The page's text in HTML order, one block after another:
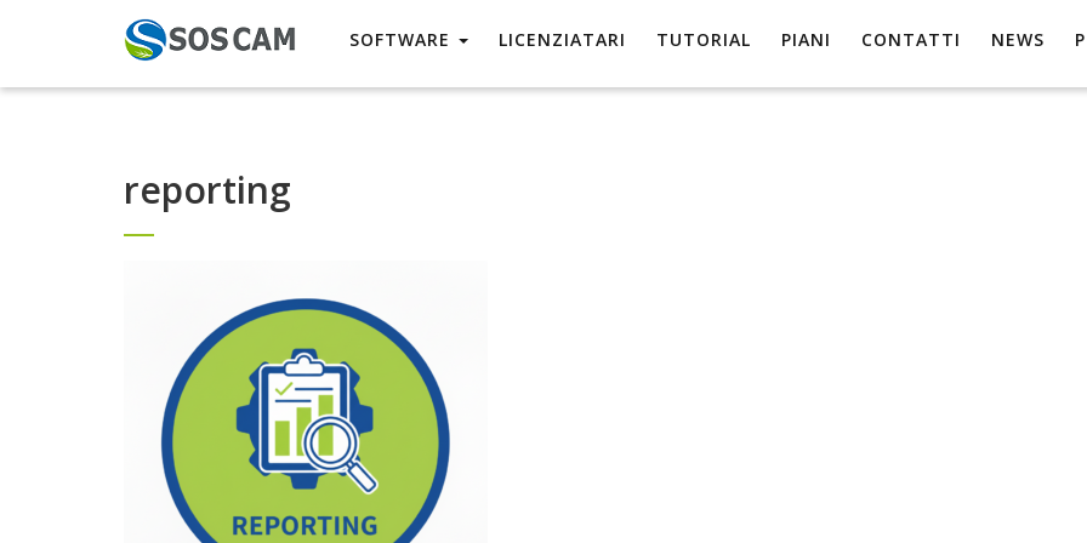
SOFTWARE LICENZIATARI TUTORIAL PIANI CONTATTI NEWS
reporting